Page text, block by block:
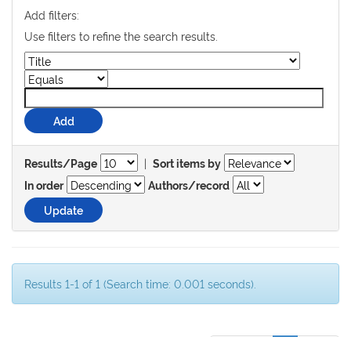
Add filters:
Use filters to refine the search results.
Results/Page | Sort items by
In order
Authors/record
Results 1-1 of 1 (Search time: 0.001 seconds).